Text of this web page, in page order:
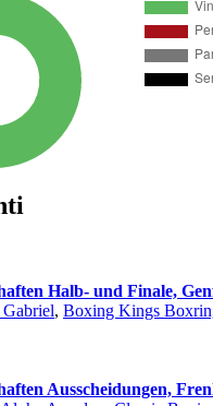
Halb- und Finale,
, Boxing Kings
Ausscheidungen,